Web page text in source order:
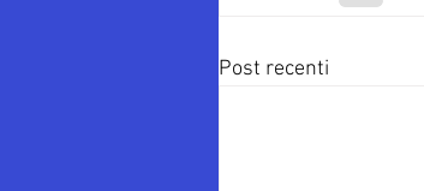
Post recenti